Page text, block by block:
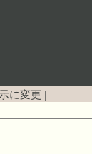
に変更